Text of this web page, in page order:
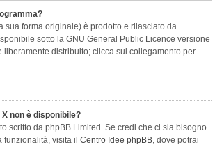
sua forma originale) è prodotto e rilasciato da
sotto la GNU General Public Licence versione
liberamente distribuito; clicca sul collegamento per
non è disponibile?
scritto da phpBB Limited. Se credi che ci sia bisogno
visita il Centro Idee phpBB, dove potrai